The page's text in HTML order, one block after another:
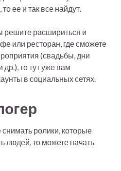
ее и так все найдут.
решите расшириться и
или ресторан, где сможете
(свадьбы, дни
то тут уже вам
в социальных сетях.
ролики, которые
людей, то можете начать